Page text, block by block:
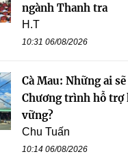
ngành Thanh tra
H.T
10:31 06/08/2026
Cà Mau: Những ai
Chương trình hỗ trợ
vững?
Chu Tuấn
10:14 06/08/2026